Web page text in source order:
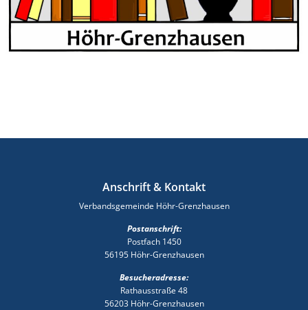
Anschrift & Kontakt
Verbandsgemeinde Höhr-Grenzhausen
Postanschrift:
Postfach 1450
56195 Höhr-Grenzhausen
Besucheradresse:
Rathausstraße 48
56203 Höhr-Grenzhausen